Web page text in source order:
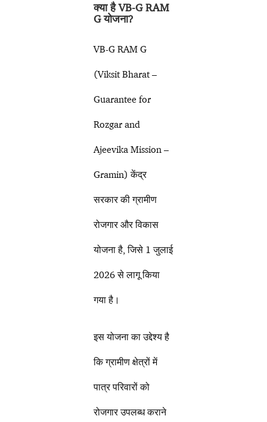
क्या है VB-G RAM
G योजना?
VB-G RAM G
(Viksit Bharat –
Guarantee for
Rozgar and
Ajeevika Mission –
Gramin) केंद्र
सरकार की ग्रामीण
रोजगार और विकास
योजना है, जिसे 1 जुलाई
2026 से लागू किया
गया है।
इस योजना का उद्देश्य है
कि ग्रामीण क्षेत्रों में
पात्र परिवारों को
रोजगार उपलब्ध कराने